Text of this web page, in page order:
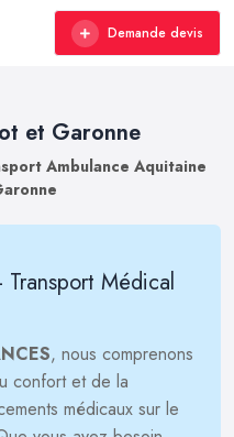
Demande devis
et Garonne
Ambulance Aquitaine
Transport Médical
, nous comprenons
confort et de la
médicaux sur le